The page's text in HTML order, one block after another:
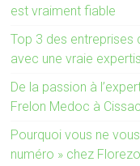
est vraiment fiable
Top 3 des entreprises
avec une vraie
De la passion à
Frelon Medoc à
Pourquoi vous ne
numéro » chez